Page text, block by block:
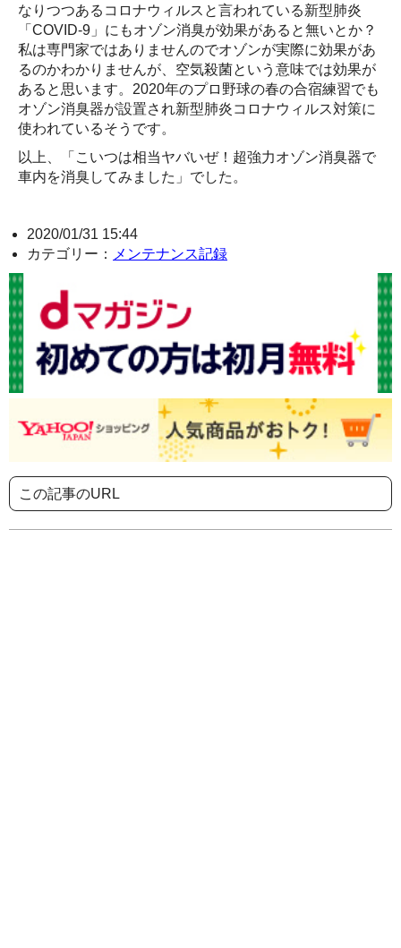
なりつつあるコロナウィルスと言われている新型肺炎
「COVID-9」にもオゾン消臭が効果があると無いとか？
私は専門家ではありませんのでオゾンが実際に効果があ
るのかわかりませんが、空気殺菌という意味では効果が
あると思います。2020年のプロ野球の春の合宿練習でも
オゾン消臭器が設置され新型肺炎コロナウィルス対策に
使われているそうです。
以上、「こいつは相当ヤバいぜ！超強力オゾン消臭器で
車内を消臭してみました」でした。
2020/01/31 15:44
カテゴリー：
メンテナンス記録
この記事のURL